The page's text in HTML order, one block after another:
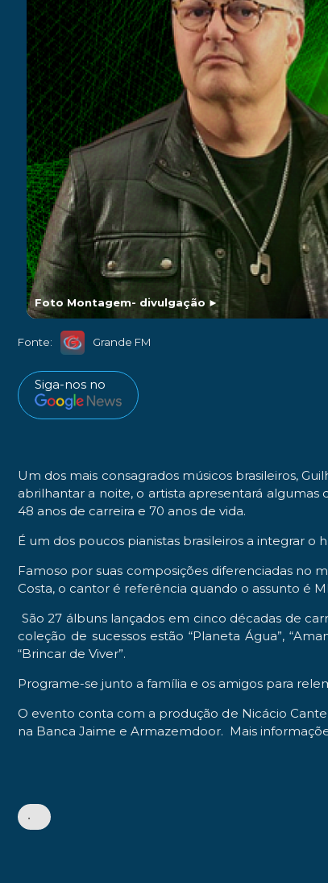
Foto Montagem- divulgação ►
Fonte: Grande FM
Siga-nos no
Um dos mais consagrados músicos brasileiros,
abrilhantar a noite, o artista apresentará
48 anos de carreira e 70 anos de vida.
É um dos poucos pianistas brasileiros a integrar o
Famoso por suas composições diferenciadas no
Costa, o cantor é referência quando o assunto é
São 27 álbuns lançados em cinco décadas de
coleção de sucessos estão “Planeta Água”,
“Brincar de Viver”.
Programe-se junto a família e os amigos para
O evento conta com a produção de Nicácio
na Banca Jaime e Armazemdoor. Mais
•